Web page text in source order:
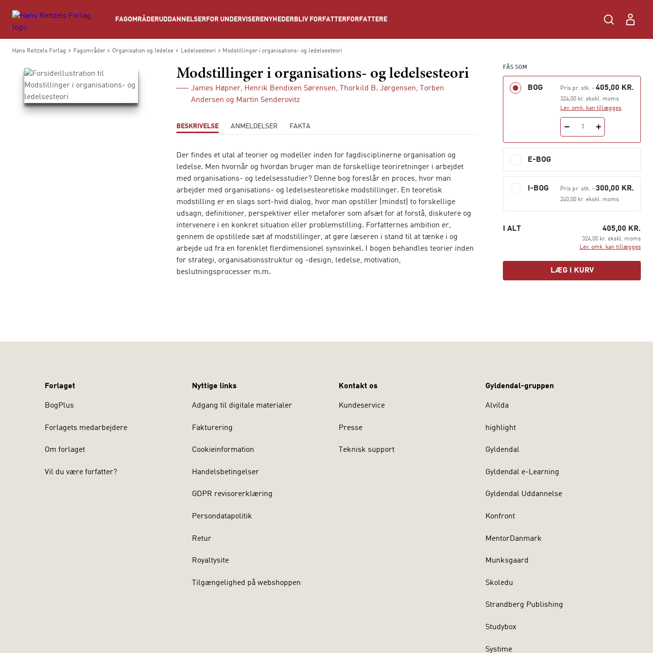
FAGOMRÅDERUDDANNELSER FOR UNDERVISERE NYHEDER BLIV FORFATTER FORFATTERE
Hans Reitzels Forlag Fagområder Organisation og ledelse Ledelsesteori Modstillinger i organisations- og ledelsesteori
Modstillinger i organisations- og ledelsesteori
James Høpner, Henrik Bendixen Sørensen, Thorkild B. Jørgensen,
Torben
Andersen og Martin Senderovitz
BESKRIVELSE ANMELDELSER FAKTA
Der findes et utal af teorier og modeller inden for fagdisciplinerne organisation og
ledelse. Men hvornår og hvordan bruger man de forskellige teoriretninger i arbejdet
med organisations- og ledelsesstudier? Denne bog foreslår en proces, hvor man
arbejder med organisations- og ledelsesteoretiske modstillinger. En teoretisk
modstilling er en slags sort-hvid dialog, hvor man opstiller (mindst) to forskellige
udsagn, definitioner, perspektiver eller metaforer som afsæt for at forstå, diskutere og
intervenere i en konkret situation eller problemstilling. Forfatternes ambition er,
gennem de opstillede sæt af modstillinger, at gøre læseren i stand til at tænke i og
arbejde ud fra en forenklet flerdimensionel synsvinkel. I bogen behandles teorier inden
for strategi, organisationsstruktur og -design, ledelse, motivation,
beslutningsprocesser m.m.
medarbejder.
FÅS SOM
BOG Pris pr. stk. -405,00 KR.
324,00 kr. ekskl. moms
Lev. omk. kan tillægges
1
E-BOG
I-BOG Pris pr. stk. -300,00 KR.
240,00 kr. ekskl. moms
I ALT 405,00 KR.
324,00 kr. ekskl. moms
Lev. omk. kan tillægges
LÆG I KURV
Forlaget
BogPlus
Forlagets medarbejdere
Om forlaget
Vil du være forfatter?
Nyttige links
Adgang til digitale materialer
Fakturering
Cookieinformation
Handelsbetingelser
GDPR revisorerklæring
Persondatapolitik
Retur
Royaltysite
Tilgængelighed på webshoppen
Kontakt os
Kundeservice
Presse
Teknisk support
Gyldendal-gruppen
Alvilda
highlight
Gyldendal
Gyldendal e-Learning
Gyldendal Uddannelse
Konfront
MentorDanmark
Munksgaard
Skoledu
Strandberg Publishing
Studybox
Systime